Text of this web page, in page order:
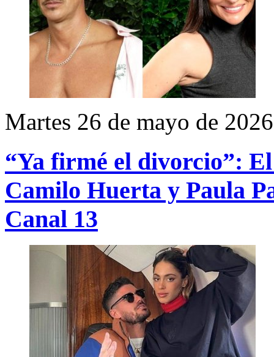
Martes 26 de mayo de 2026
“Ya firmé el divorcio”:
Camilo Huerta y Paula
Canal 13